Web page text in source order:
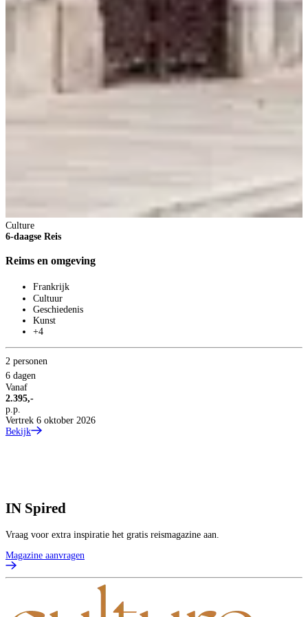
Culture
6-daagse Reis
Reims en omgeving
Frankrijk
Cultuur
Geschiedenis
Kunst
+4
2 personen
6 dagen
Vanaf
2.395,-
p.p.
Vertrek 6 oktober 2026
Bekijk
IN Spired
Vraag voor extra inspiratie het gratis reismagazine aan.
Magazine aanvragen